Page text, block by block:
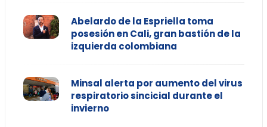
Abelardo de la Espriella toma
posesión en Cali, gran bastión de la
izquierda colombiana
Minsal alerta por aumento del virus
respiratorio sincicial durante el
invierno